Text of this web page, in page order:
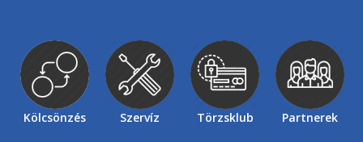
Kölcsönzés Szervíz Törzsklub Partnerek